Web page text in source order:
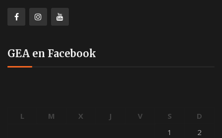
GEA en Facebook
L M X J V S
D
1
2